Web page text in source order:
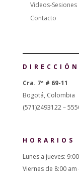
Videos-Sesiones
Contacto
DIRECCIÓN
Cra. 7ª # 69-11
Bogotá, Colombia
(571)2493122 –
HORARIOS
Lunes a jueves:
Viernes de 8:00 am